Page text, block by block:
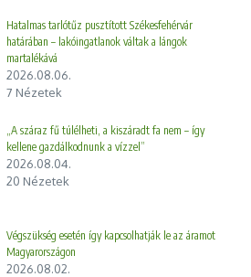
Hatalmas tarlótűz pusztított Székesfehérvár
határában – lakóingatlanok váltak a lángok
martalékává
2026.08.06.
7 Nézetek
„A száraz fű túlélheti, a kiszáradt fa nem – így
kellene gazdálkodnunk a vízzel”
2026.08.04.
20 Nézetek
Végszükség esetén így kapcsolhatják le az áramot
Magyarországon
2026.08.02.